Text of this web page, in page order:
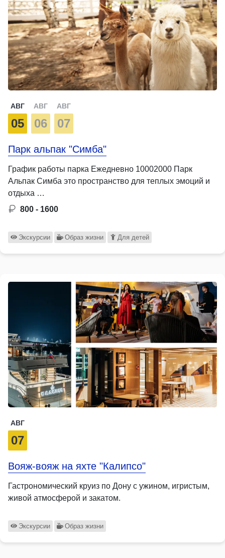
АВГ
05
АВГ
06
АВГ
07
Парк альпак "Симба"
График работы парка Ежедневно 10002000 Парк
Альпак Симба это пространство для теплых эмоций и
отдыха …
800 - 1600
Экскурсии Образ жизни Для детей
АВГ
07
Вояж-вояж на яхте "Калипсо"
Гастрономический круиз по Дону с ужином, игристым,
живой атмосферой и закатом.
Экскурсии Образ жизни